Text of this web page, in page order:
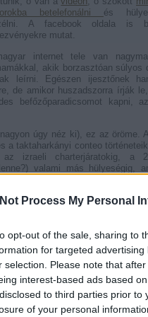
Process My Personal
opt-out of the sale, sharing to
for targeted
selection. Please note that
interest-based ads based
to third parties prior
of your personal
betelefonálni és
A facebook oldala is
mutat.
internet tele van
akik borzasztóan súlyos
leírni. Egészen ijesztőnek
de amikor huszadszorra írják
befőzőparadicsomot kapni,
úgy néz ki), ez az öröme.
a taktaharkányi conteo
izraeli charterjáratokig, a
valami más hülyeségig,
is tökéletlenek,
sokkal jobban
magyarázzák, hogy is
el ugyanazt, teljesen
0